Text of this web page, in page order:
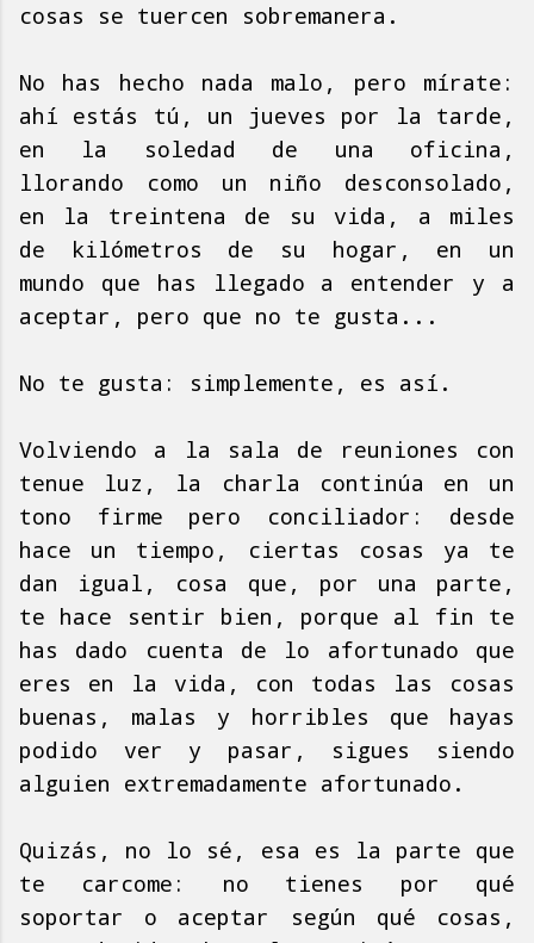
cosas se tuercen sobremanera.
No has hecho nada malo, pero mírate:
ahí estás tú, un jueves por la tarde,
en la soledad de una oficina,
llorando como un niño desconsolado,
en la treintena de su vida, a miles
de kilómetros de su hogar, en un
mundo que has llegado a entender y a
aceptar, pero que no te gusta...
No te gusta: simplemente, es así.
Volviendo a la sala de reuniones con
tenue luz, la charla continúa en un
tono firme pero conciliador: desde
hace un tiempo, ciertas cosas ya te
dan igual, cosa que, por una parte,
te hace sentir bien, porque al fin te
has dado cuenta de lo afortunado que
eres en la vida, con todas las cosas
buenas, malas y horribles que hayas
podido ver y pasar, sigues siendo
alguien extremadamente afortunado.
Quizás, no lo sé, esa es la parte que
te carcome: no tienes por qué
soportar o aceptar según qué cosas,